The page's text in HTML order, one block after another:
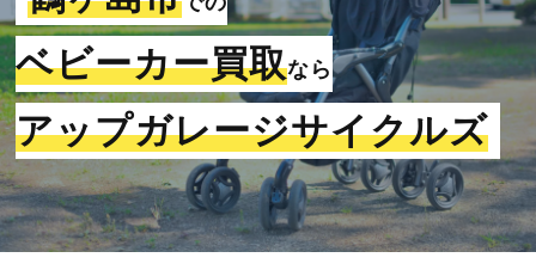
ベビーカー買取なら
アップガレージサイクルズ